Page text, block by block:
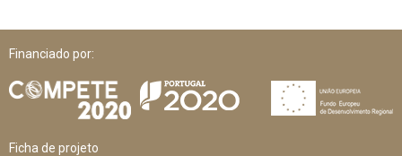
Financiado por:
Ficha de projeto